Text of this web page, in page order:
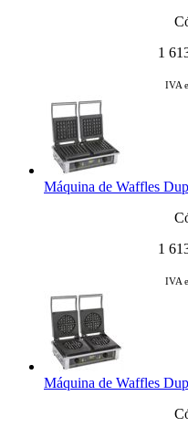
1
IVA
Máquina de Waffles
1
IVA
Máquina de Waffles